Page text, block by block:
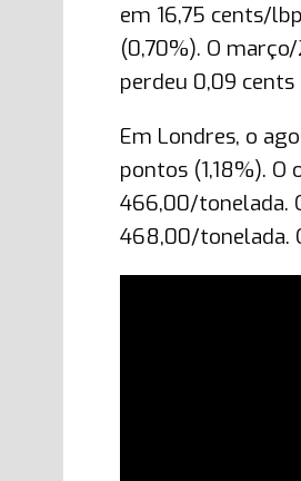
em 16,75 cents/
(0,70%). O
perdeu 0,09
Em Londres, o
pontos (1,18%).
466,00/tonelada.
468,00/tonelada.